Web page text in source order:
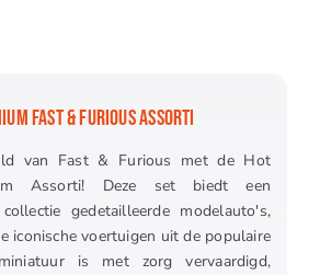
FAST & FURIOUS ASSORTI
van Fast & Furious met de Hot
Assorti! Deze set biedt een
gedetailleerde modelauto's,
iconische voertuigen uit de populaire
is met zorg vervaardigd,